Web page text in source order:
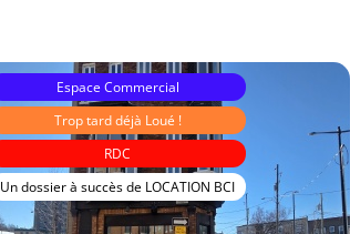
Espace Commercial
Trop tard déjà Loué !
RDC
Un dossier à succès de LOCATION BCI